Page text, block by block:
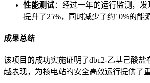
性能测试：经过一年的运行监测，
提升了25%，同时减少了约10%的能
成果总结
该项目的成功实施证明了dbu2-乙基己酸盐
越表现，为核电站的安全高效运行提供了重